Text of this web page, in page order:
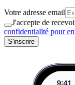
Votre adresse email
J'accepte de
confidentialité pour
S'inscrire